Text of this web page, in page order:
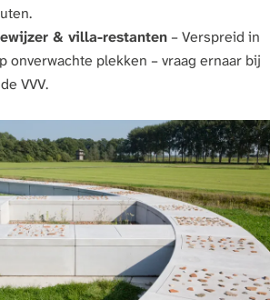
& villa-restanten – Verspreid in
onverwachte plekken – vraag ernaar bij
VVV.